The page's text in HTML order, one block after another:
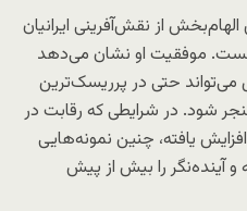
از نقش‌آفرینی ایرانیان
موفقیت او نشان می‌دهد
حتی در پرریسک‌ترین
شود. در شرایطی که رقابت در
یافته، چنین نمونه‌هایی
آینده‌نگر را بیش از پیش